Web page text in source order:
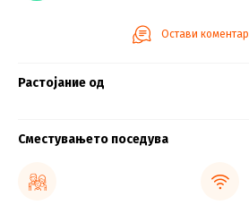
Остави коментар
Растојание од
Сместувањето поседува